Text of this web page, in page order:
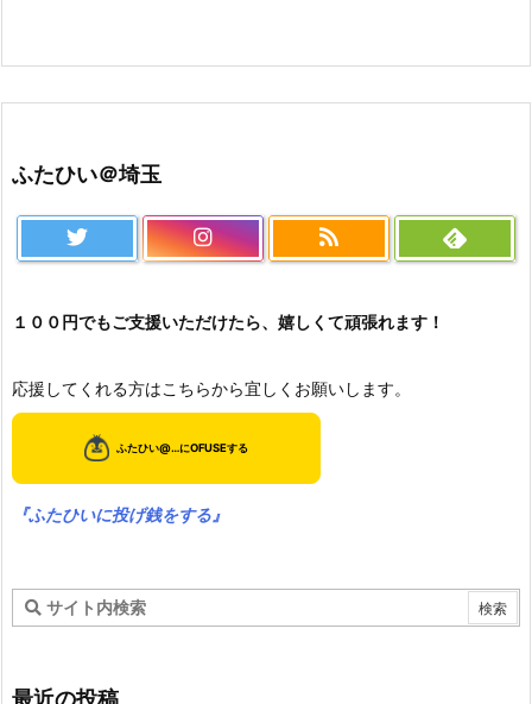
ふたひい＠埼玉
１００円でもご支援いただけたら、嬉しくて頑張れます！
応援してくれる方はこちらから宜しくお願いします。
『ふたひいに投げ銭をする』